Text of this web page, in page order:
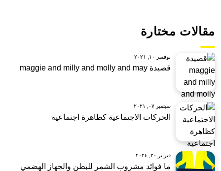
مقالات مختارة
نوفمبر ١٠, ٢٠٢١
قصيدة maggie and milly and molly and may
سبتمبر ٠٧, ٢٠٢١
الحركات الاجتماعية كظاهرة اجتماعية
فبراير ٢٠, ٢٠٢٤
ما فوائد مشروب الشمر للبطن والجهاز الهضمي